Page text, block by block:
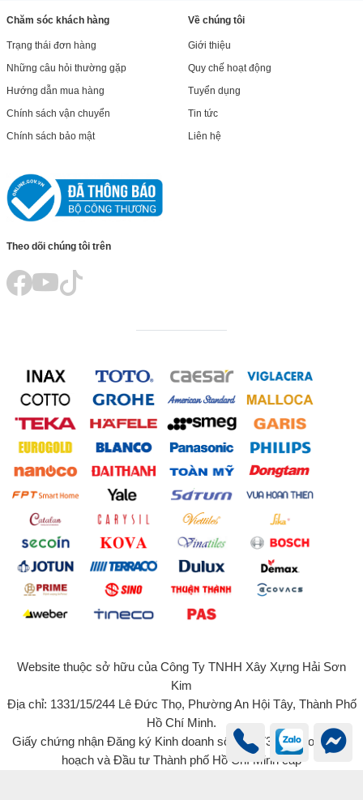
Chăm sóc khách hàng
Trạng thái đơn hàng
Những câu hỏi thường gặp
Hướng dẫn mua hàng
Chính sách vận chuyển
Chính sách bảo mật
Về chúng tôi
Giới thiệu
Quy chế hoạt động
Tuyển dụng
Tin tức
Liên hệ
Theo dõi chúng tôi trên
Website thuộc sở hữu của Công Ty TNHH Xây Xựng Hải Sơn
Kim
Địa chỉ: 1331/15/244 Lê Đức Thọ, Phường An Hội Tây, Thành Phố
Hồ Chí Minh.
Giấy chứng nhận Đăng ký Kinh doanh số 0315734131 do Sở Kế
hoạch và Đầu tư Thành phố Hồ Chí Minh cấp